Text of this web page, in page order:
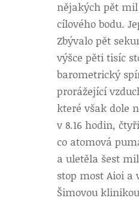
nějakých pět mil
cílového bodu.
Zbývalo pět
výšce pěti tisíc
barometrický
prorážející
které však dole
v 8.16 hodin,
co atomová
a uletěla šest
stop most Aioi a
Šimovou